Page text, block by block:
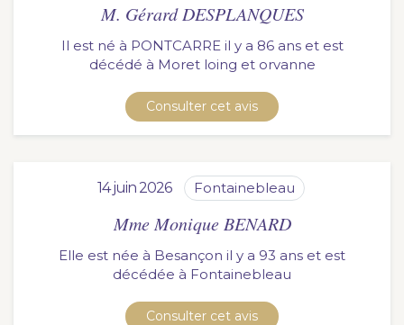
M. Gérard DESPLANQUES
Il est né à PONTCARRE il y a 86 ans et est
décédé à
moret loing et orvanne
Consulter cet avis
14 juin 2026 fontainebleau
Mme Monique BENARD
Elle est née à Besançon il y a 93 ans et est
décédée à
fontainebleau
Consulter cet avis